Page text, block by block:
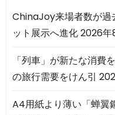
ChinaJoy来場者数が
ット展示へ進化2026年
「列車」が新たな消費
の旅行需要をけん引
A4用紙より薄い「蝉